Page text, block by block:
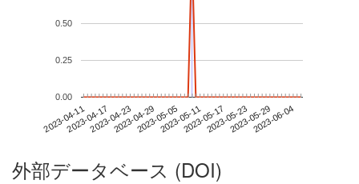
2023-04-112023-04-172023-04-232023-04-292023-05-052023-05-112023-05-172023-05-232023-05-292023-06-04
0.00
0.25
0.50
外部データベース (DOI)